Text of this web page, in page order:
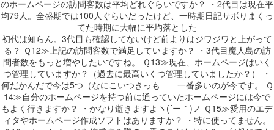
のホームページの訪問客数は平均どれぐらいですか？ ・2代目は現在平
均79人。全盛期では100人ぐらいだったけど、一時期日記サボりまくっ
てた時期に大幅に平均落とした
初代は知らん。3代目も確認してないけど前よりはジワジワと上がって
る？ Ｑ12≫上記の訪問客数で満足していますか？ ・3代目魔人島の訪
問者数をもっと増やしたいですね。 Ｑ13≫現在、ホームページはいく
つ管理していますか？（過去に最高いくつ管理していましたか？） ・
何だかんだで今は5つ（なにこいつきっも 一番多いのが今です。 Ｑ
14≫自分のホームページを持つ前に通っていたホームページには今で
もよく行きますか？ ・かなり逝きますよヽ(´ー｀)ノ Ｑ15≫愛用のエデ
ィタやホームページ作成ソフトはありますか？ ・特に使ってません。